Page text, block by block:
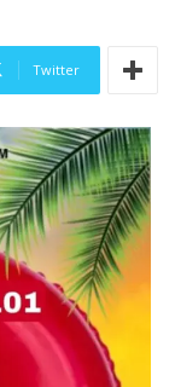
Twitter